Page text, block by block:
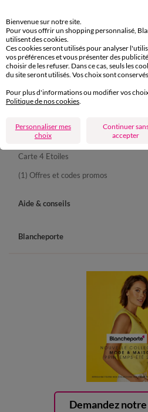
Demandez
Commande
Livraison
Paiement
Carte 4 Etoiles
(1) Offres et codes promos
Aide & conseils
Blancheporte
Bienvenue sur notre site.
Pour vous offrir un shopping personnalisé,
utilisent des cookies.
Ces cookies seront utilisés pour analyser
vos préférences et vous présenter des
choisir de les refuser. Dans ce cas, seuls les
du site seront utilisés. Vos choix sont
Pour plus d'informations ou modifier vos
Politique de nos cookies.
Personnaliser mes
choix
Continuer
accepter